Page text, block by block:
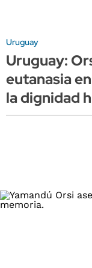
Uruguay
Uruguay:
eutanasia
la dignidad